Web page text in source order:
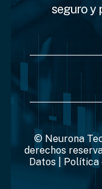
seguro y
© Neurona
derechos
Datos
Política